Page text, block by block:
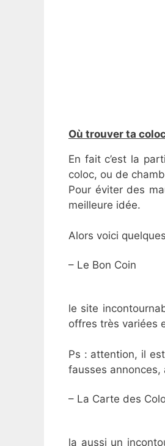
Où trouver ta
En fait c’est la
coloc, ou de
Pour éviter des
meilleure idée.
Alors voici
– Le Bon Coin
le site
offres très variées
Ps : attention, il
fausses
– La Carte des
la aussi un